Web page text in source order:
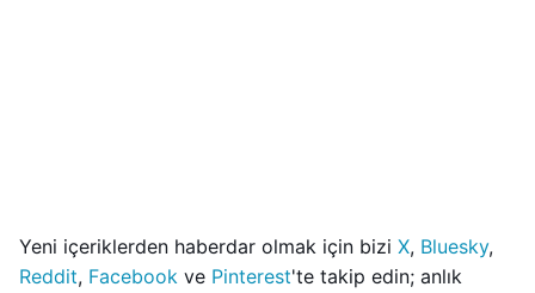
Yeni içeriklerden haberdar olmak için bizi X, Bluesky,
Reddit, Facebook ve Pinterest'te takip edin; anlık